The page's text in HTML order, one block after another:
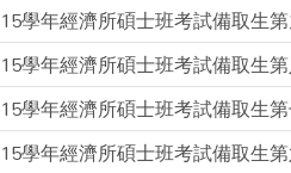
學年經濟所碩士班考試備取生
學年經濟所碩士班考試備取生
學年經濟所碩士班考試備取生
學年經濟所碩士班考試備取生